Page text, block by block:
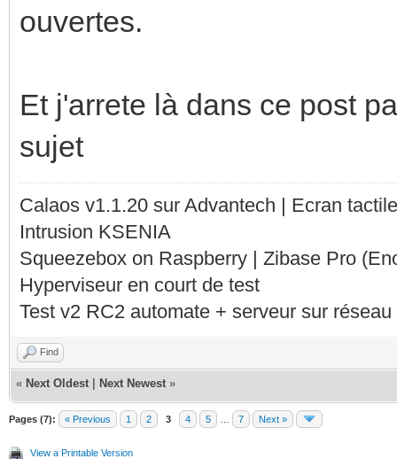
ouvertes.
Et j'arrete là dans ce post
sujet
Calaos v1.1.20 sur Advantech | Ecran
Intrusion KSENIA
Squeezebox on Raspberry | Zibase Pro
Hyperviseur en court de test
Test v2 RC2 automate + serveur sur
Find
« Next Oldest Next Newest »
Pages (7): « Previous 1 2 3 4 5 7 Next »
View a Printable Version